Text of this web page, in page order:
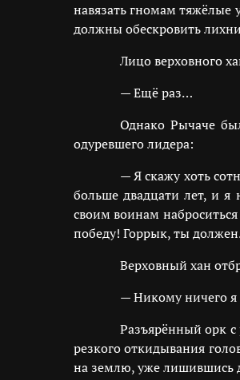
навязать гномам тяжёлые
должны обескровить
Лицо верховного
— Ещё раз…
Однако Рычаче
одуревшего лидера:
— Я скажу хоть
больше двадцати лет, и я
своим воинам
победу! Горрык, ты
Верховный хан
— Никому ничего
Разъярённый орк
резкого откидывания
на землю, уже лишившись